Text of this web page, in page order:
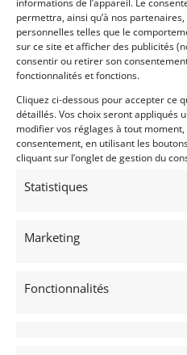
permettra, ainsi qu’à nos
personnelles telles que le
sur ce site et afficher des publicités
consentir ou retirer son
fonctionnalités et fonctions.
Cliquez ci-dessous pour accepter ce
détaillés. Vos choix seront appliqués
modifier vos réglages à tout
consentement, en utilisant les
cliquant sur l’onglet de gestion du
Statistiques
Marketing
Fonctionnalités
Demandez une
Partager cette annonce
Voir les 269 annonces de
AUTO